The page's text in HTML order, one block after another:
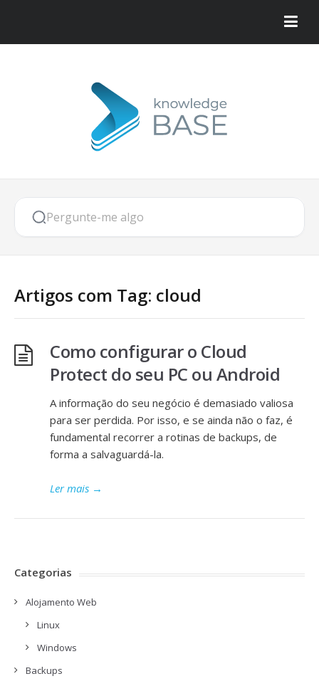
Artigos com Tag: cloud
Como configurar o Cloud
Protect do seu PC ou Android
A informação do seu negócio é demasiado valiosa
para ser perdida. Por isso, e se ainda não o faz, é
fundamental recorrer a rotinas de backups, de
forma a salvaguardá-la.
Ler mais →
Categorias
Alojamento Web
Linux
Windows
Backups